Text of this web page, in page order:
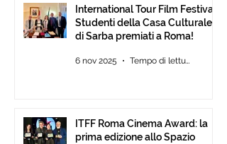
International Tour Film Festival:
Studenti della Casa Culturale
di Sarba premiati a Roma!
6 nov 2025 Tempo di lettura: 2 min
ITFF Roma Cinema Award: la
prima edizione allo Spazio